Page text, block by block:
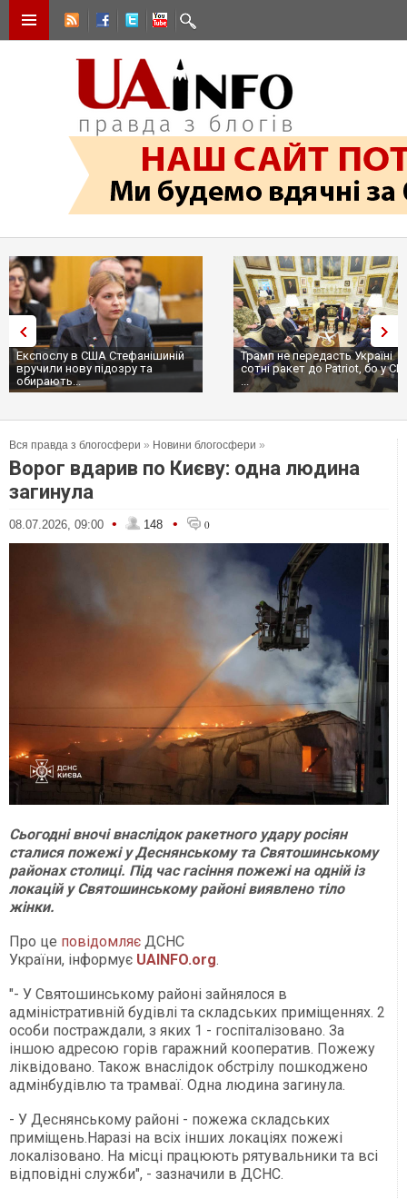
Трамп не передасть Україні
сотні ракет до Patriot, бо у США
...
Вибух у ресторані в Москві:
ціллю був головком ВКС
пр...
Вся правда з блогосфери » Новини блогосфери »
Ворог вдарив по Києву: одна людина
загинула
08.07.2026, 09:00 • 148 • 0
Сьогодні вночі внаслідок ракетного удару росіян
сталися пожежі у Деснянському та Святошинському
районах столиці. Під час гасіння пожежі на одній із
локацій у Святошинському районі виявлено тіло
жінки.
Про це повідомляє ДСНС
України, інформує UAINFO.org.
"- У Святошинському районі зайнялося в
адміністративній будівлі та складських приміщеннях. 2
особи постраждали, з яких 1 - госпіталізовано. За
іншою адресою горів гаражний кооператив. Пожежу
ліквідовано. Також внаслідок обстрілу пошкоджено
адмінбудівлю та трамваї. Одна людина загинула.
- У Деснянському районі - пожежа складських
приміщень.Наразі на всіх інших локаціях пожежі
локалізовано. На місці працюють рятувальники та всі
відповідні служби", - зазначили в ДСНС.